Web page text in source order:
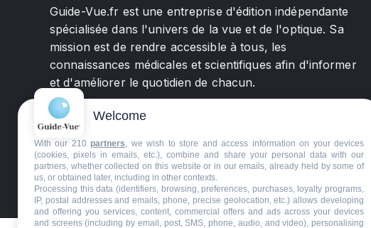
Guide-Vue.fr est une entreprise d'édition indépendante
spécialisée dans l'univers de la vue et de l'optique. Sa
mission est de rendre accessible à tous, les
connaissances médicales et scientifiques afin d'informer
et d'améliorer le quotidien de chacun.
©GuideVue2024 Charte d'utilisation Mentions légales
Welcome
With our 210 partners, we wish to store and access information on your devices
(cookies, pixels in emails, etc.), combine and share your personal data with our
partners, whether collected on this website or in our emails, already held by some of
us, or obtained later, including in other contexts.
Processing this data (identifiers, browsing, preferences, purchases, loyalty programs,
IP, postal addresses and emails, phone, precise geolocation, etc.) allows developing
and offering you services, content, commercial offers and ads across your devices
and screens (including by email, post, SMS, phone, audio, and video), personalising